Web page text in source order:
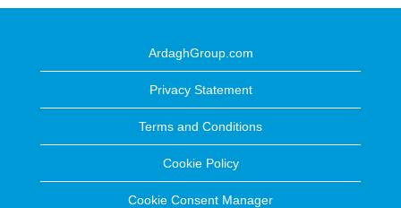
ArdaghGroup.com
Privacy Statement
Terms and Conditions
Cookie Policy
Cookie Consent Manager